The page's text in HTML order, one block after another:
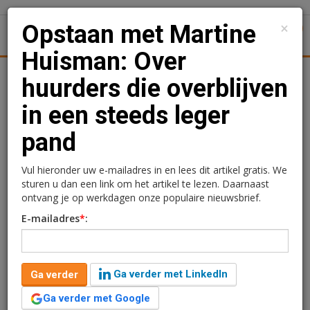
Nieuws Uitgelicht Achtergronden Woningmarkt
Opstaan met Martine
Huisman: Over huurders
die overblijven in een
steeds leger pand
Mattijs Kaak (35) is directeur en mede-eigenaar van het
bedrijf PropertyUpgrade. Mattijs gaat elke week
gezellig ontbijten met een beslisser uit de
×
Opstaan met Martine
Huisman: Over
huurders die overblijven
in een steeds leger
pand
Vul hieronder uw e-mailadres in en lees dit artikel gratis. We
sturen u dan een link om het artikel te lezen. Daarnaast
ontvang je op werkdagen onze populaire nieuwsbrief.
E-mailadres*:
Ga verder
Ga verder met LinkedIn
Ga verder met Google